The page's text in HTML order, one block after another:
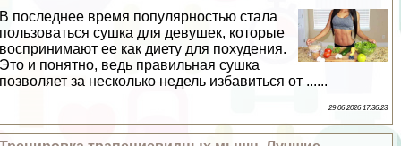
В последнее время популярностью стала
пользоваться сушка для дeвyшек, которые
воспринимают ее как диету для похудения.
Это и понятно, ведь правильная сушка
позволяет за несколько недель избавиться от ......
29 06 2026 17:36:23